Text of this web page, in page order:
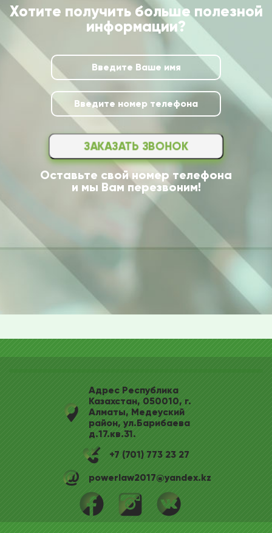
Хотите получить больше полезной
информации?
ЗАКАЗАТЬ ЗВОНОК
Оставьте свой номер телефона
и мы Вам перезвоним!
Адрес Республика
Казахстан, 050010, г.
Алматы, Медеуский
район, ул.Барибаева
д.17.кв.31.
+7 (701) 773 23 27
powerlaw2017@yandex.kz